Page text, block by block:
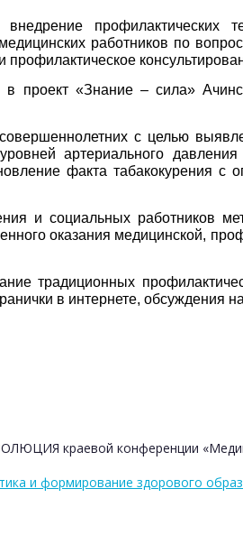
профилактических
работников по
профилактическое
проект «Знание – сила»
их с целью
артериального
факта табакокурения с
и социальных работников
оказания медицинской,
традиционных
в интернете, обсуждения
краевой конференции
и формирование здорового